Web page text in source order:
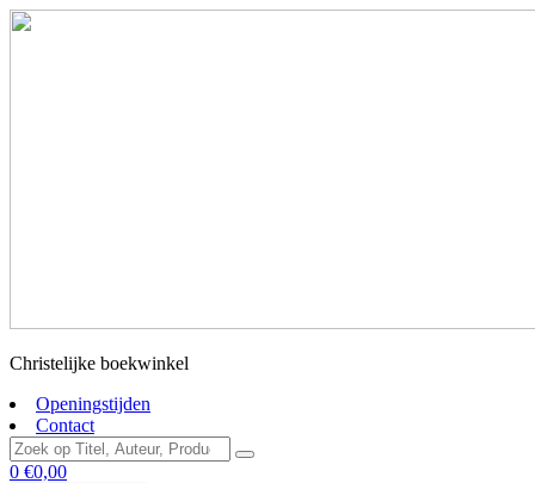
Christelijke boekwinkel
Openingstijden
Contact
0 €0,00